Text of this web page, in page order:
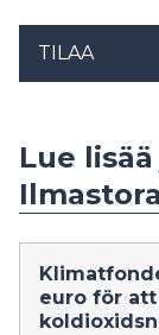
TILAA
Lue
euro för